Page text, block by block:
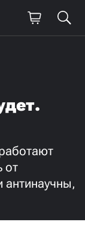
от
антинаучны,
1000